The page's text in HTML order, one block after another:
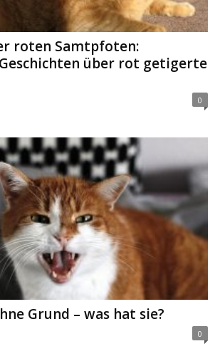
roten Samtpfoten:
über rot getigerte
0
Grund – was hat sie?
0